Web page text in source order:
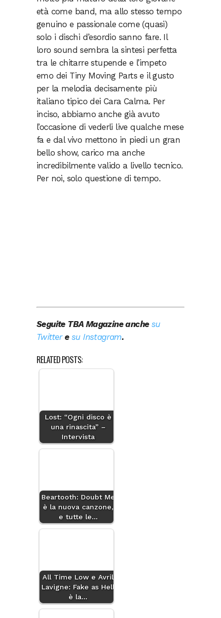
età come band, ma allo stesso tempo
genuino e passionale come (quasi)
solo i dischi d’esordio sanno fare. Il
loro sound sembra la sintesi perfetta
tra le chitarre stupende e l’impeto
emo dei Tiny Moving Parts e il gusto
per la melodia decisamente più
italiano tipico dei Cara Calma. Per
inciso, abbiamo anche già avuto
l’occasione di vederli live qualche mese
fa e dal vivo mettono in piedi un gran
bello show, carico ma anche
incredibilmente valido a livello tecnico.
Per noi, solo questione di tempo.
Seguite TBA Magazine anche su
Twitteresu Instagram.
RELATED POSTS:
Lost: “Ogni disco è
una rinascita” –
Intervista
Beartooth: Doubt Me
è la nuova canzone,
e tutte le…
All Time Low e Avril
Lavigne: Fake as Hell
è la…